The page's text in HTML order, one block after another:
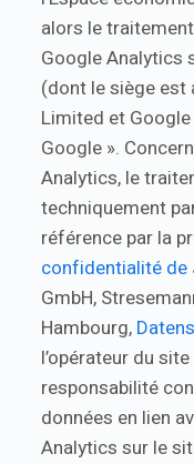
alors le
Google Analytics
(dont le siège est
Limited et
Google ».
Analytics, le
techniquement
référence par la
confidentialité de
GmbH,
Hambourg,
l’opérateur du
responsabilité
données en lien
Analytics sur le